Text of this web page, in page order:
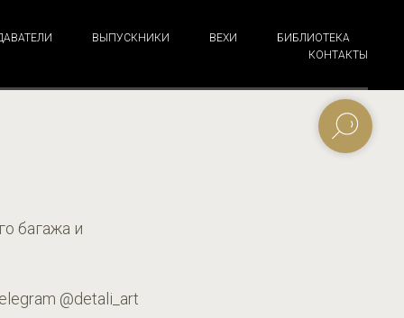
ВЫПУСКНИКИ ВЕХИ
БИБЛИОТЕКА
КОНТАКТЫ
багажа и
@detali_art